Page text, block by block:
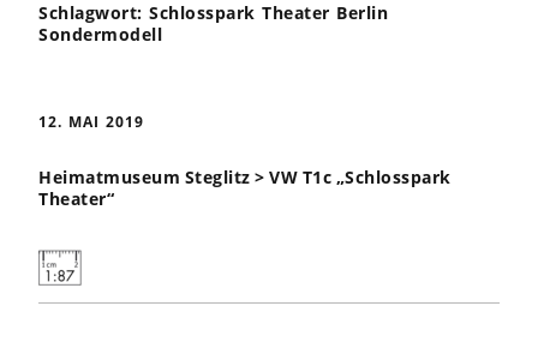
Schlagwort: Schlosspark Theater Berlin
Sondermodell
12. MAI 2019
Heimatmuseum Steglitz > VW T1c „Schlosspark
Theater“